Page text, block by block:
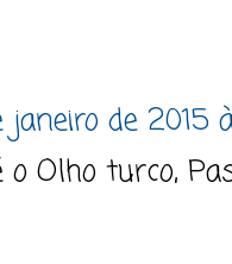
de 2015
o Olho turco,